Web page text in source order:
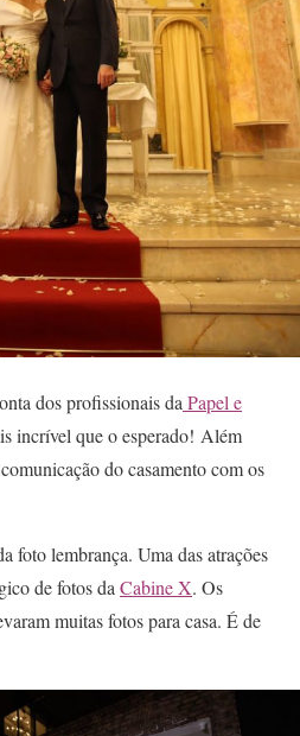
dos profissionais daPapel e
incrível que o esperado! Além
do casamento com os
foto lembrança. Uma das atrações
de fotos daCabine X. Os
muitas fotos para casa. É de